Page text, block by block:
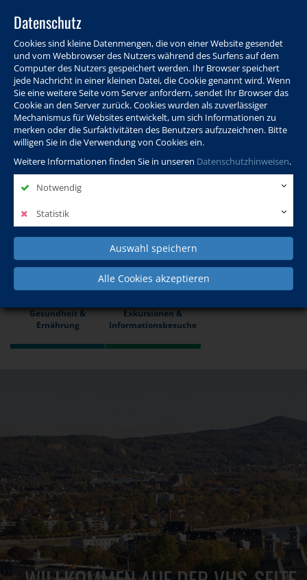
Datenschutz
Cookies sind kleine Datenmengen, die von einer Website gesendet
und vom Webbrowser des Nutzers während des Surfens auf dem
Computer des Nutzers gespeichert werden. Ihr Browser speichert
jede Nachricht in einer kleinen Datei, die Cookie genannt wird. Wenn
Sie eine weitere Seite vom Server anfordern, sendet Ihr Browser das
Cookie an den Server zurück. Cookies wurden als zuverlässiger
Mechanismus für Websites entwickelt, um sich Informationen zu
merken oder die Surfaktivitäten des Benutzers aufzuzeichnen. Bitte
willigen Sie in die Verwendung von Cookies ein.
Weitere Informationen finden Sie in unseren Datenschutzhinweisen.
Notwendig
Statistik
Auswahl speichern
Alle Cookies akzeptieren
Programm Info & Service Aktuelles Warenkorb Login
Ansprechpersonen Kontakt Sitemap
Politik, Wissenschaft &
Internationales
Beruf, IT & Digitales
Gesundheit &
Ernährung
Exkursionen &
Informationsbesuche